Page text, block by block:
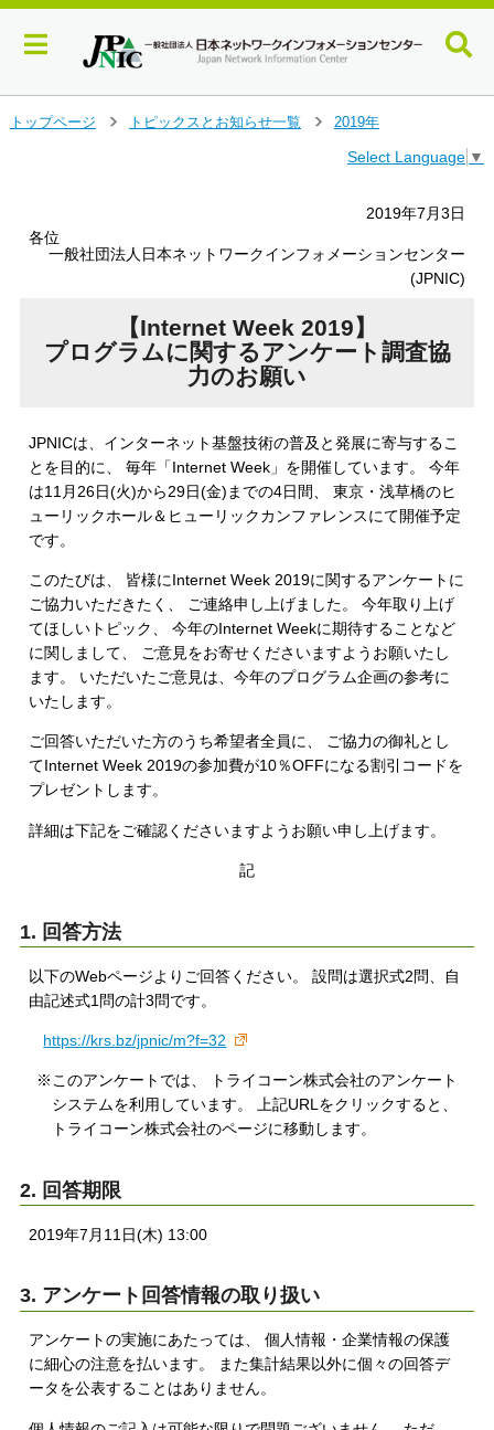
トップページ
トピックスとお知らせ一覧
2019年
Select Language ▼
2019年7月3日
各位
一般社団法人日本ネットワークインフォメーションセンター
(JPNIC)
【Internet Week 2019】
プログラムに関するアンケート調査協
力のお願い
JPNICは、インターネット基盤技術の普及と発展に寄与するこ
とを目的に、 毎年「Internet Week」を開催しています。 今年
は11月26日(火)から29日(金)までの4日間、 東京・浅草橋のヒ
ューリックホール＆ヒューリックカンファレンスにて開催予定
です。
このたびは、 皆様にInternet Week 2019に関するアンケートに
ご協力いただきたく、 ご連絡申し上げました。 今年取り上げ
てほしいトピック、 今年のInternet Weekに期待することなど
に関しまして、 ご意見をお寄せくださいますようお願いたし
ます。 いただいたご意見は、今年のプログラム企画の参考に
いたします。
ご回答いただいた方のうち希望者全員に、 ご協力の御礼とし
てInternet Week 2019の参加費が10％OFFになる割引コードを
プレゼントします。
詳細は下記をご確認くださいますようお願い申し上げます。
記
1. 回答方法
以下のWebページよりご回答ください。 設問は選択式2問、自
由記述式1問の計3問です。
https://krs.bz/jpnic/m?f=32
※このアンケートでは、 トライコーン株式会社のアンケート
システムを利用しています。 上記URLをクリックすると、
トライコーン株式会社のページに移動します。
2. 回答期限
2019年7月11日(木) 13:00
3. アンケート回答情報の取り扱い
アンケートの実施にあたっては、 個人情報・企業情報の保護
に細心の注意を払います。 また集計結果以外に個々の回答デ
ータを公表することはありません。